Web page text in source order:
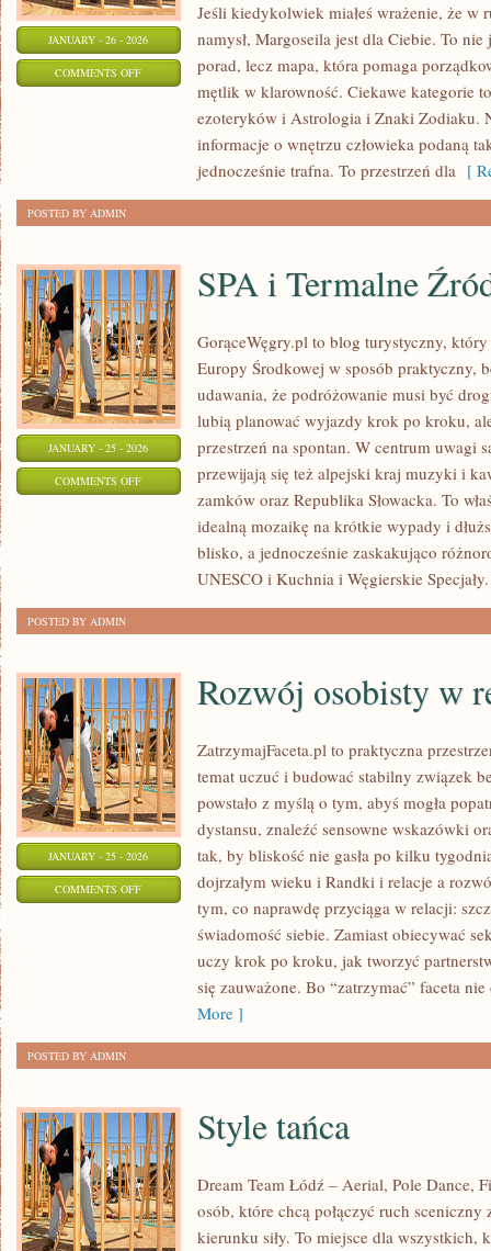
JANUARY - 26 - 2026
COMMENTS OFFON
HOROSKOPY
MIESIĘCZNE
Jeśli kiedykolwiek miałeś wrażenie, że
namysł, Margoseila jest dla Ciebie. To
porad, lecz mapa, która pomaga
mętlik w klarowność. Ciekawe kategorie
ezoteryków i Astrologia i Znaki Zodiaku.
informacje o wnętrzu człowieka podaną
jednocześnie trafna. To przestrzeń dla [
POSTED BY ADMIN
JANUARY - 25 - 2026
COMMENTS OFFON
TERMALNE
SPA i Termalne
GorąceWęgry.pl to blog turystyczny,
Europy Środkowej w sposób praktyczny,
udawania, że podróżowanie musi być
lubią planować wyjazdy krok po kroku,
przestrzeń na spontan. W centrum uwagi
przewijają się też alpejski kraj muzyki i
zamków oraz Republika Słowacka. To
idealną mozaikę na krótkie wypady i
blisko, a jednocześnie zaskakująco
UNESCO i Kuchnia i Węgierskie
POSTED BY ADMIN
JANUARY - 25 - 2026
COMMENTS OFFON
RELACJACH
Rozwój osobisty w
ZatrzymajFaceta.pl to praktyczna
temat uczuć i budować stabilny związek
powstało z myślą o tym, abyś mogła
dystansu, znaleźć sensowne wskazówki
tak, by bliskość nie gasła po kilku
dojrzałym wieku i Randki i relacje a
tym, co naprawdę przyciąga w relacji:
świadomość siebie. Zamiast obiecywać
uczy krok po kroku, jak tworzyć
się zauważone. Bo “zatrzymać” faceta
More ]
POSTED BY ADMIN
Style tańca
Dream Team Łódź – Aerial, Pole Dance,
osób, które chcą połączyć ruch
kierunku siły. To miejsce dla wszystkich,